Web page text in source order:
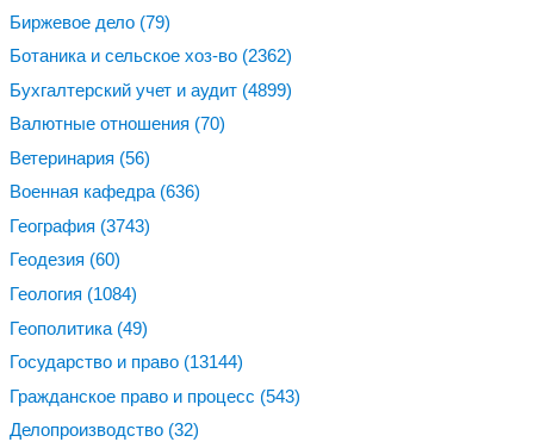
Биржевое дело (79)
Ботаника и сельское хоз-во (2362)
Бухгалтерский учет и аудит (4899)
Валютные отношения (70)
Ветеринария (56)
Военная кафедра (636)
География (3743)
Геодезия (60)
Геология (1084)
Геополитика (49)
Государство и право (13144)
Гражданское право и процесс (543)
Делопроизводство (32)